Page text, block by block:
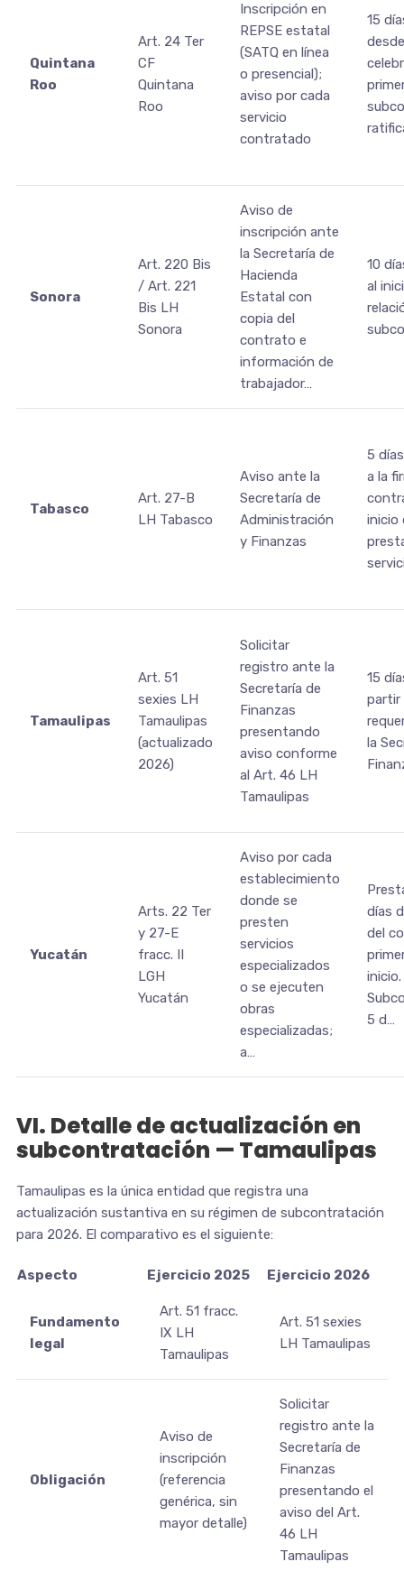
Quintana
Roo
Art. 24 Ter
CF
Quintana
Roo
Inscripción en
REPSE estatal
(SATQ en línea
o presencial);
aviso por cada
servicio
contratado
15
Sonora
Art. 220 Bis
/ Art. 221
Bis LH
Sonora
Aviso de
inscripción ante
la Secretaría de
Hacienda
Estatal con
copia del
contrato e
información de
trabajador…
10
al
Tabasco
Art. 27-B
LH Tabasco
Aviso ante la
Secretaría de
Administración
y Finanzas
5
a la
inicio
Tamaulipas
Art. 51
sexies LH
Tamaulipas
(actualizado
2026)
Solicitar
registro ante la
Secretaría de
Finanzas
presentando
aviso conforme
al Art. 46 LH
Tamaulipas
15
partir
la
Yucatán
Arts. 22 Ter
y 27-E
fracc. II
LGH
Yucatán
Aviso por cada
establecimiento
donde se
presten
servicios
especializados
o se ejecuten
obras
especializadas;
a…
días
del
inicio.
5 d…
VI. Detalle de actualización en
subcontratación — Tamaulipas
Tamaulipas es la única entidad que registra una
actualización sustantiva en su régimen de subcontratación
para 2026. El comparativo es el siguiente:
Aspecto Ejercicio 2025 Ejercicio 2026
Fundamento
legal
Art. 51 fracc.
IX LH
Tamaulipas
Art. 51 sexies
LH Tamaulipas
Obligación
Aviso de
inscripción
(referencia
genérica, sin
mayor detalle)
Solicitar
registro ante la
Secretaría de
Finanzas
presentando el
aviso del Art.
46 LH
Tamaulipas